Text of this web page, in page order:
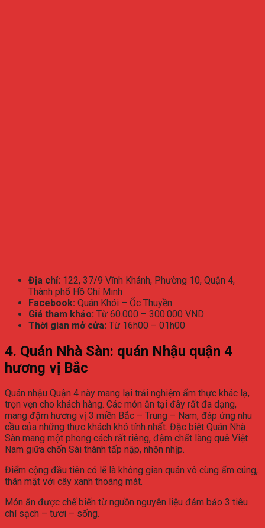
Địa chỉ: 122, 37/9 Vĩnh Khánh, Phường 10, Quận 4,
Thành phố Hồ Chí Minh
Facebook: Quán Khói – Ốc Thuyền
Giá tham khảo: Từ 60.000 – 300.000 VND
Thời gian mở cửa: Từ 16h00 – 01h00
4. Quán Nhà Sàn: quán Nhậu quận 4
hương vị Bắc
Quán nhậu Quận 4 này mang lại trải nghiệm ẩm thực khác lạ,
trọn vẹn cho khách hàng. Các món ăn tại đây rất đa dạng,
mang đậm hương vị 3 miền Bắc – Trung – Nam, đáp ứng nhu
cầu của những thực khách khó tính nhất. Đặc biệt Quán Nhà
Sàn mang một phong cách rất riêng, đậm chất làng quê Việt
Nam giữa chốn Sài thành tấp nập, nhộn nhịp.
Điểm cộng đầu tiên có lẽ là không gian quán vô cùng ấm cúng,
thân mật với cây xanh thoáng mát.
Món ăn được chế biến từ nguồn nguyên liệu đảm bảo 3 tiêu
chí sạch – tươi – sống.